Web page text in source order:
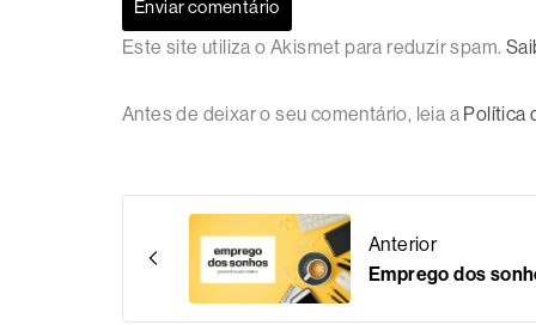
Este site utiliza o Akismet para reduzir spam.
Antes de deixar o seu comentário, leia a Política
Anterior
Emprego dos